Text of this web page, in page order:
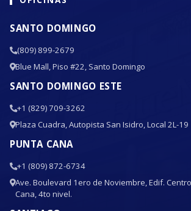
SANTO DOMINGO
(809) 899-2679
Blue Mall, Piso #22, Santo Domingo
SANTO DOMINGO ESTE
+1 (829) 709-3262
Plaza Cuadra, Autopista San Isidro, Local 2L-19
PUNTA CANA
+1 (809) 872-6734
Ave. Boulevard 1ero de Noviembre, Edif.
Cana, 4to nivel.